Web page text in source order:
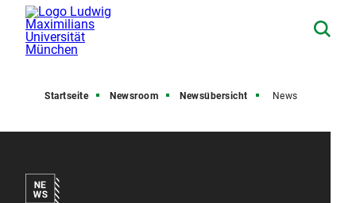
Startseite Newsroom Newsübersicht News